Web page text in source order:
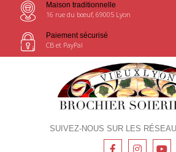
Maison traditionnelle
16 rue du bœuf, 69005 Lyon
Paiement sécurisé
CB et PayPal
SUIVEZ-NOUS SUR LES